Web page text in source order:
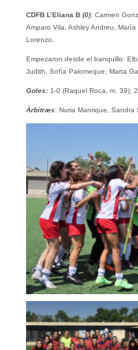
CDFB L’Eliana B (0): Carmen
Amparo Vila, Ashley Andreu,
Lorenzo.
Empezaron desde el banquillo:
Judith, Sofía Palomeque, Marta
Goles:1-0 (Raquel Roca, m. 39);
Àrbitræs: Nuria Manrique, Sandra